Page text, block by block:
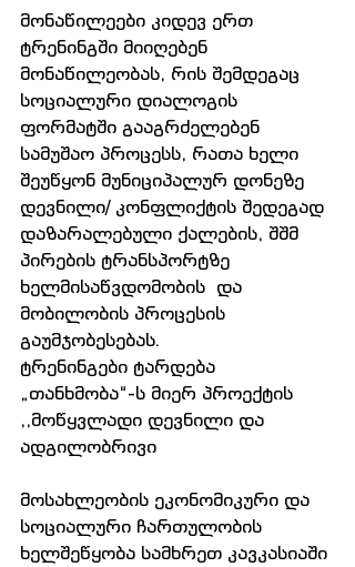
მონაწილეები კიდევ ერთ
ტრენინგში მიიღებენ
მონაწილეობას, რის შემდეგაც
სოციალური დიალოგის
ფორმატში გააგრძელებენ
სამუშაო პროცესს, რათა ხელი
შეუწყონ მუნიციპალურ დონეზე
დევნილი/ კონფლიქტის შედეგად
დაზარალებული ქალების, შშმ
პირების ტრანსპორტზე
ხელმისაწვდომობის  და
მობილობის პროცესის
გაუმჯობესებას.
ტრენინგები ტარდება
„თანხმობა“-ს მიერ პროექტის
,,მოწყვლადი დევნილი და
ადგილობრივი
მოსახლეობის ეკონომიკური და
სოციალური ჩართულობის
ხელშეწყობა სამხრეთ კავკასიაში